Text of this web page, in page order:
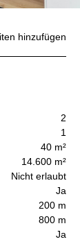
2
1
40 m²
14.600 m²
Nicht erlaubt
Ja
200 m
800 m
Ja
hinzufügen